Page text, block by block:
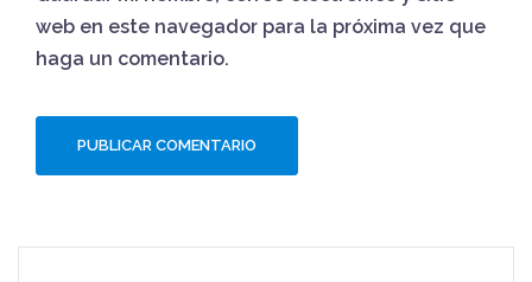
web en este navegador para la próxima vez que
haga un comentario.